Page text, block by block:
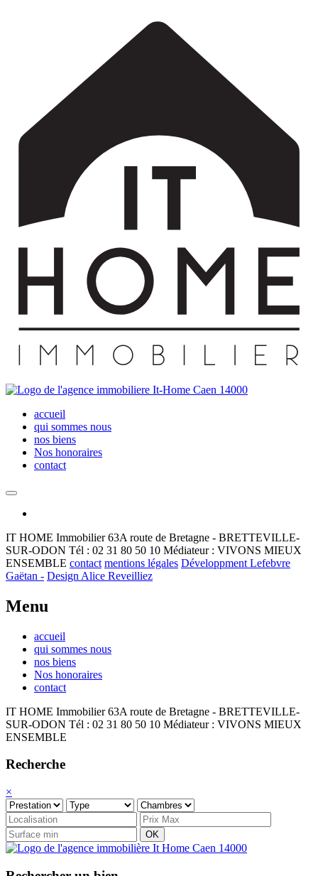
accueil
qui sommes nous
nos biens
Nos honoraires
contact
IT HOME Immobilier 63A route de Bretagne - BRETTEVILLE-
SUR-ODON Tél : 02 31 80 50 10 Médiateur : VIVONS MIEUX
ENSEMBLE contact mentions légales Développment Lefebvre
Gaëtan - Design Alice Reveilliez
Menu
accueil
qui sommes nous
nos biens
Nos honoraires
contact
IT HOME Immobilier 63A route de Bretagne - BRETTEVILLE-
SUR-ODON Tél : 02 31 80 50 10 Médiateur : VIVONS MIEUX
ENSEMBLE
Recherche
×
OK